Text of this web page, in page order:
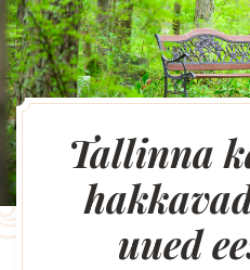
Tallinna
uued